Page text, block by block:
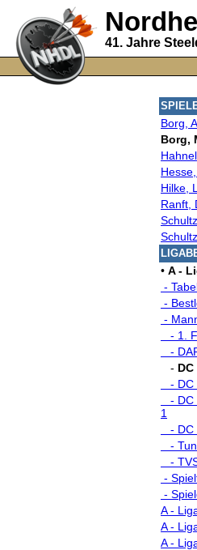
41. Jahre
Borg,
Borg,
Hilke,
Ranft,
• A -
-
-
-
- 1.
-
-
- DC
- DC
1
- DC
-
-
-
-
A -
A -
A -